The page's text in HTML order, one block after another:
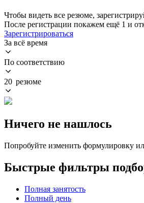
Чтобы видеть все резюме,
После регистрации покажем ещё 1 и
Зарегистрироваться
За всё время
По соответствию
20 резюме
Ничего не нашлось
Попробуйте изменить формулировку
Быстрые фильтры
Полная занятость
Полный день